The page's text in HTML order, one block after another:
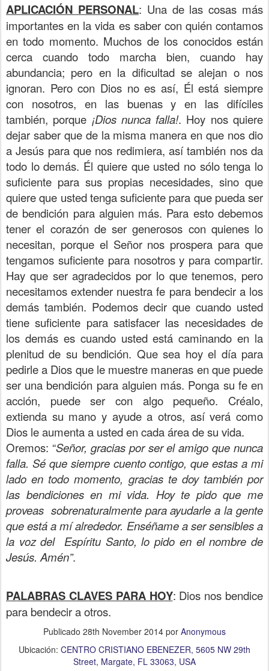
APLICACIÓN PERSONAL: Una de las cosas más
importantes en la vida es saber con quién contamos
en todo momento. Muchos de los conocidos están
cerca cuando todo marcha bien, cuando hay
abundancia; pero en la dificultad se alejan o nos
ignoran. Pero con Dios no es así, Él está siempre
con nosotros, en las buenas y en las difíciles
también, porque ¡Dios nunca falla!. Hoy nos quiere
dejar saber que de la misma manera en que nos dio
a Jesús para que nos redimiera, así también nos da
todo lo demás. Él quiere que usted no sólo tenga lo
suficiente para sus propias necesidades, sino que
quiere que usted tenga suficiente para que pueda ser
de bendición para alguien más. Para esto debemos
tener el corazón de ser generosos con quienes lo
necesitan, porque el Señor nos prospera para que
tengamos suficiente para nosotros y para compartir.
Hay que ser agradecidos por lo que tenemos, pero
necesitamos extender nuestra fe para bendecir a los
demás también. Podemos decir que cuando usted
tiene suficiente para satisfacer las necesidades de
los demás es cuando usted está caminando en la
plenitud de su bendición. Que sea hoy el día para
pedirle a Dios que le muestre maneras en que puede
ser una bendición para alguien más. Ponga su fe en
acción, puede ser con algo pequeño. Créalo,
extienda su mano y ayude a otros, así verá como
Dios le aumenta a usted en cada área de su vida.
Oremos: “Señor, gracias por ser el amigo que nunca
falla. Sé que siempre cuento contigo, que estas a mi
lado en todo momento, gracias te doy también por
las bendiciones en mi vida. Hoy te pido que me
proveas sobrenaturalmente para ayudarle a la gente
que está a mí alrededor. Enséñame a ser sensibles a
la voz del Espíritu Santo, lo pido en el nombre de
Jesús. Amén”.
PALABRAS CLAVES PARA HOY: Dios nos bendice
para bendecir a otros.
Publicado 28th November 2014 por Anonymous
Ubicación: CENTRO CRISTIANO EBENEZER, 5605 NW 29th
Street, Margate, FL 33063, USA